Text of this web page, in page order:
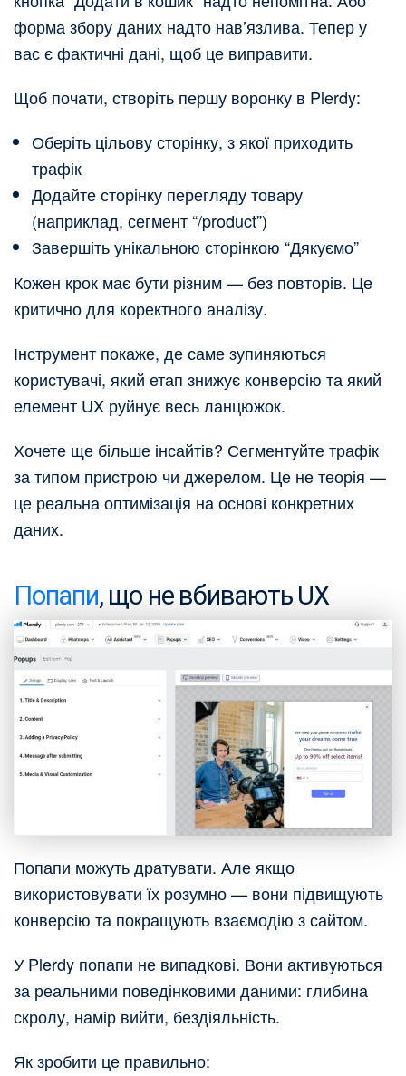
форма збору даних надто нав’язлива. Тепер у
вас є фактичні дані, щоб це виправити.
Щоб почати, створіть першу воронку в Plerdy:
Оберіть цільову сторінку, з якої приходить
трафік
Додайте сторінку перегляду товару
(наприклад, сегмент “/product”)
Завершіть унікальною сторінкою “Дякуємо”
Кожен крок має бути різним — без повторів. Це
критично для коректного аналізу.
Інструмент покаже, де саме зупиняються
користувачі, який етап знижує конверсію та який
елемент UX руйнує весь ланцюжок.
Хочете ще більше інсайтів? Сегментуйте трафік
за типом пристрою чи джерелом. Це не теорія —
це реальна оптимізація на основі конкретних
даних.
Попапи, що не вбивають UX
Попапи можуть дратувати. Але якщо
використовувати їх розумно — вони підвищують
конверсію та покращують взаємодію з сайтом.
У Plerdy попапи не випадкові. Вони активуються
за реальними поведінковими даними: глибина
скролу, намір вийти, бездіяльність.
Як зробити це правильно: